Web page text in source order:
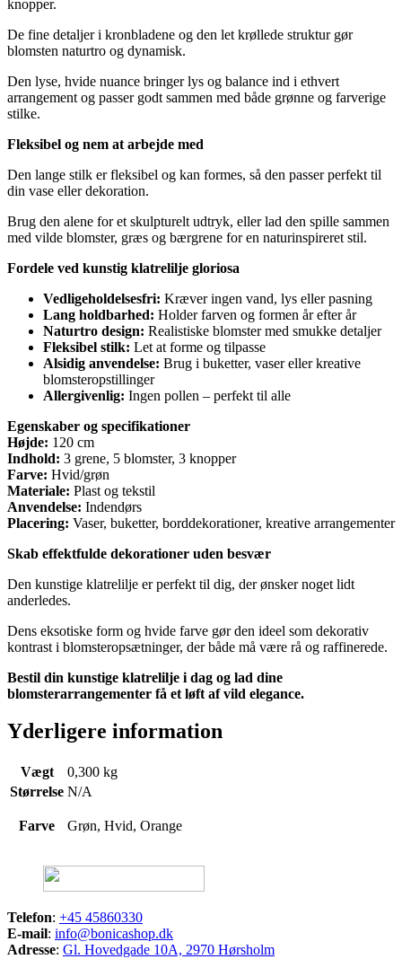
knopper.
De fine detaljer i kronbladene og den let krøllede struktur gør
blomsten naturtro og dynamisk.
Den lyse, hvide nuance bringer lys og balance ind i ethvert
arrangement og passer godt sammen med både grønne og farverige
stilke.
Fleksibel og nem at arbejde med
Den lange stilk er fleksibel og kan formes, så den passer perfekt til
din vase eller dekoration.
Brug den alene for et skulpturelt udtryk, eller lad den spille sammen
med vilde blomster, græs og bærgrene for en naturinspireret stil.
Fordele ved kunstig klatrelilje gloriosa
Vedligeholdelsesfri: Kræver ingen vand, lys eller pasning
Lang holdbarhed: Holder farven og formen år efter år
Naturtro design: Realistiske blomster med smukke detaljer
Fleksibel stilk: Let at forme og tilpasse
Alsidig anvendelse: Brug i buketter, vaser eller kreative
blomsteropstillinger
Allergivenlig: Ingen pollen – perfekt til alle
Egenskaber og specifikationer
Højde: 120 cm
Indhold: 3 grene, 5 blomster, 3 knopper
Farve: Hvid/grøn
Materiale: Plast og tekstil
Anvendelse: Indendørs
Placering: Vaser, buketter, borddekorationer, kreative arrangementer
Skab effektfulde dekorationer uden besvær
Den kunstige klatrelilje er perfekt til dig, der ønsker noget lidt
anderledes.
Dens eksotiske form og hvide farve gør den ideel som dekorativ
kontrast i blomsteropsætninger, der både må være rå og raffinerede.
Bestil din kunstige klatrelilje i dag og lad dine
blomsterarrangementer få et løft af vild elegance.
Yderligere information
Vægt
0,300 kg
Størrelse N/A
Farve Grøn, Hvid, Orange
Telefon: +45 45860330
E-mail: info@bonicashop.dk
Adresse: Gl. Hovedgade 10A, 2970 Hørsholm